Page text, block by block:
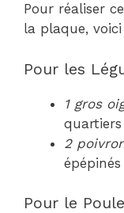
Pour réaliser
la plaque,
Pour les
1 gros
quartiers
2
Pour le